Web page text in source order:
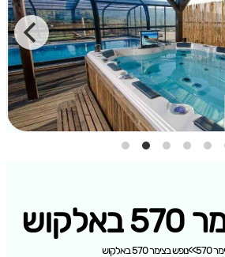
570
>>נופש בצימר 570 באלקוש